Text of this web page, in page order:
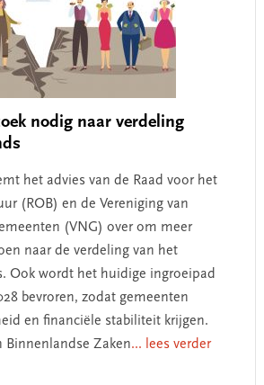
nodig naar verdeling
het advies van de Raad voor het
(ROB) en de Vereniging van
(VNG) over om meer
naar de verdeling van het
Ook wordt het huidige ingroeipad
bevroren, zodat gemeenten
en financiële stabiliteit krijgen.
Binnenlandse Zaken... lees verder